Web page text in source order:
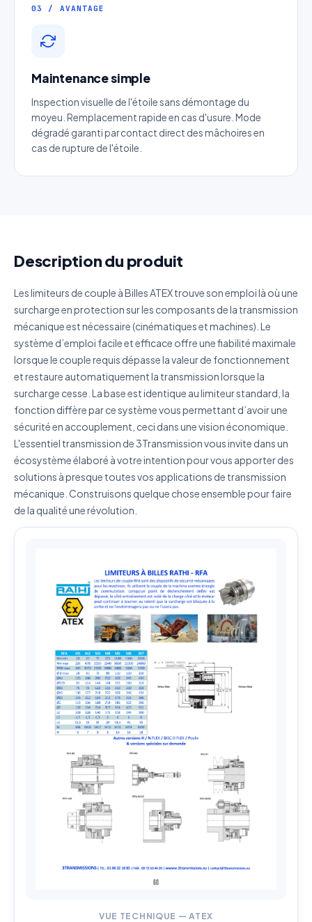
03 / AVANTAGE
Maintenance simple
Inspection visuelle de l'étoile sans démontage du
moyeu. Remplacement rapide en cas d'usure. Mode
dégradé garanti par contact direct des mâchoires en
cas de rupture de l'étoile.
Description du produit
Les limiteurs de couple à Billes ATEX trouve son emploi là où une
surcharge en protection sur les composants de la transmission
mécanique est nécessaire (cinématiques et machines). Le
système d’emploi facile et efficace offre une fiabilité maximale
lorsque le couple requis dépasse la valeur de fonctionnement
et restaure automatiquement la transmission lorsque la
surcharge cesse. La base est identique au limiteur standard, la
fonction diffère par ce système vous permettant d’avoir une
sécurité en accouplement, ceci dans une vision économique.
L'essentiel transmission de 3Transmission vous invite dans un
écosystème élaboré à votre intention pour vous apporter des
solutions à presque toutes vos applications de transmission
mécanique. Construisons quelque chose ensemble pour faire
de la qualité une révolution.
VUE TECHNIQUE — ATEX
Email
Catégorie
Décrivez votre besoin
J'accepte que mes données soient utilisées pour traiter
ma demande.
Politique de confidentialité
Envoyer ma demande de devis
Vos données sont protégées et ne seront jamais
partagées